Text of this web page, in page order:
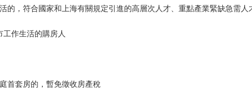
，符合國家和上海有關規定引進的高層次人才、重點產業緊缺急需人
作生活的購房人
套房的，暫免徵收房產稅